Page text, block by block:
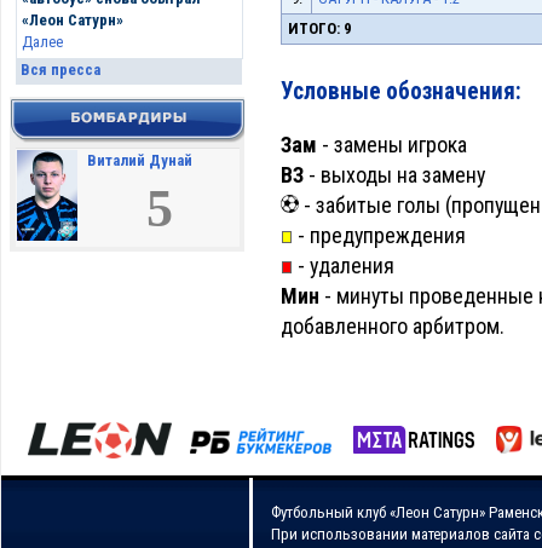
«Леон Сатурн»
Далее
Вся пресса
Виталий Дунай
5
ИТОГО: 9
Условные обозначения:
Зам - замены игрока
ВЗ - выходы на замену
- забитые голы
- предупреждения
- удаления
Мин - минуты проведенные
добавленного арбитром.
Футбольный клуб «Леон Сатурн»
При использовании материалов сайта